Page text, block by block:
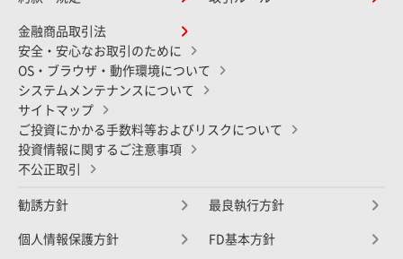
金融商品取引法
安全・安心なお取引のために
OS・ブラウザ・動作環境について
システムメンテナンスについて
サイトマップ
ご投資にかかる手数料等およびリスクについて
投資情報に関するご注意事項
不公正取引
勧誘方針 最良執行方針
個人情報保護方針 FD基本方針